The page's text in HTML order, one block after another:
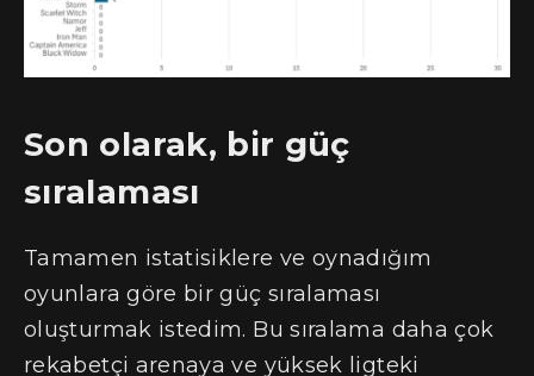
Son olarak, bir güç
sıralaması
Tamamen istatisiklere ve oynadığım
oyunlara göre bir güç sıralaması
oluşturmak istedim. Bu sıralama daha çok
rekabetçi arenaya ve yüksek ligteki